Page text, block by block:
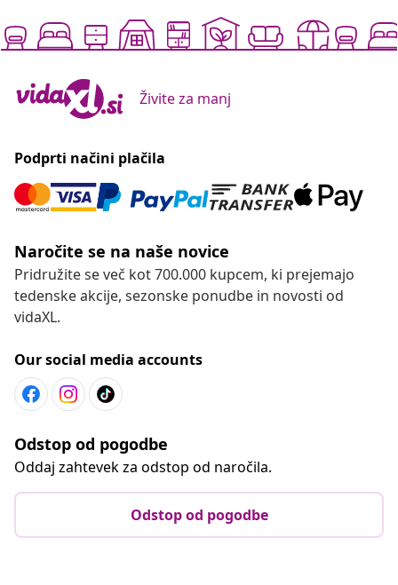
Živite za manj
Podprti načini plačila
Naročite se na naše novice
Pridružite se več kot 700.000 kupcem, ki prejemajo
tedenske akcije, sezonske ponudbe in novosti od
vidaXL.
Our social media accounts
Odstop od pogodbe
Oddaj zahtevek za odstop od naročila.
Odstop od pogodbe